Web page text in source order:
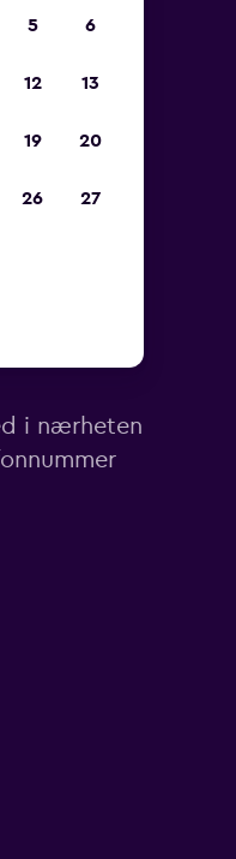
i nærheten
5 6
12 13
19 20
26 27